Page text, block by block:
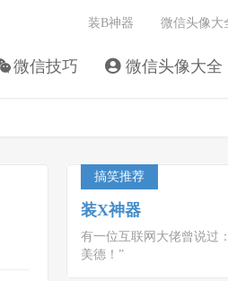
微信技巧 微信头像大全
装B神器 微信头像大
搞笑推荐
装X神器
有一位互联网大佬曾说过
美德！”